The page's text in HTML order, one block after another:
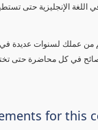
الإنجليزية حتى
من عملك لسنوات عديدة
في كل محاضرة حتى
for this